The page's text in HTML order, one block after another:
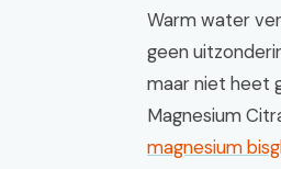
Warm water
geen
maar niet heet
Magnesium
magnesium